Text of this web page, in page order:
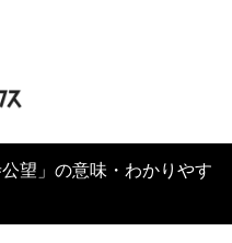
公望」の意味・わかりやす